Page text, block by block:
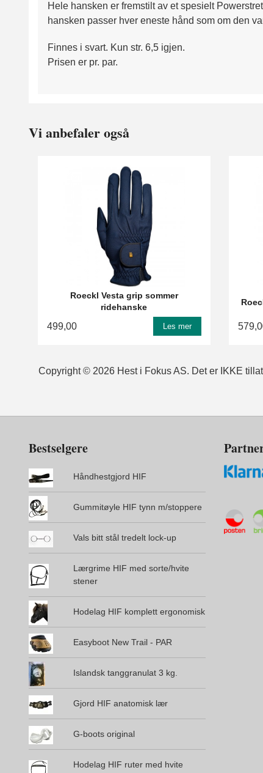
Hele hansken er fremstilt av et spesielt
hansken passer hver eneste hånd som om den
Finnes i svart. Kun str. 6,5 igjen.
Prisen er pr. par.
Vi anbefaler også
Roeckl Vesta grip sommer
ridehanske
499,00 Les mer
Copyright © 2026 Hest i Fokus AS. Det er IKKE
Bestselgere
Håndhestgjord HIF
Gummitøyle HIF tynn m/stoppere
Vals bitt stål tredelt lock-up
Lærgrime HIF med sorte/hvite
stener
Hodelag HIF komplett ergonomisk
Easyboot New Trail - PAR
Islandsk tanggranulat 3 kg.
Gjord HIF anatomisk lær
G-boots original
Hodelag HIF ruter med hvite